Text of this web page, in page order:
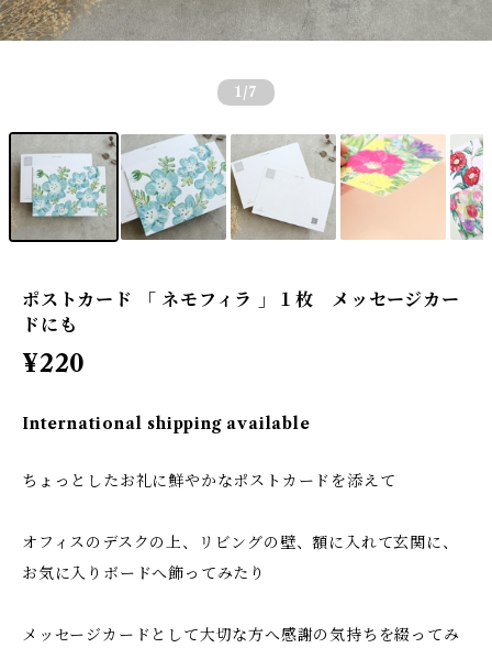
1 /7
ポストカード 「 ネモフィラ 」１枚 メッセージカー
ドにも
¥220
International shipping available
ちょっとしたお礼に鮮やかなポストカードを添えて
オフィスのデスクの上、リビングの壁、額に入れて玄関に、
お気に入りボードへ飾ってみたり
メッセージカードとして大切な方へ感謝の気持ちを綴ってみ